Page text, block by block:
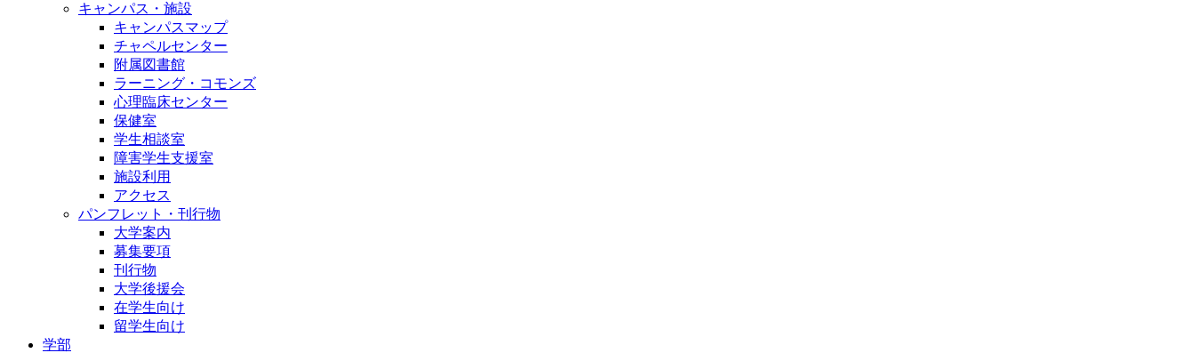
キャンパス・施設
キャンパスマップ
チャペルセンター
附属図書館
ラーニング・コモンズ
心理臨床センター
保健室
学生相談室
障害学生支援室
施設利用
アクセス
パンフレット・刊行物
大学案内
募集要項
刊行物
大学後援会
在学生向け
留学生向け
学部